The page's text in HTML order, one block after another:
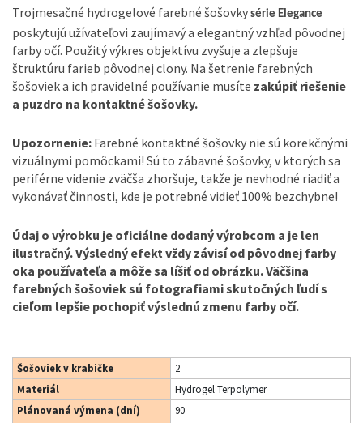
Trojmesačné hydrogelové farebné šošovky série Elegance
poskytujú užívateľovi zaujímavý a elegantný vzhľad pôvodnej
farby očí. Použitý výkres objektívu zvyšuje a zlepšuje
štruktúru farieb pôvodnej clony. Na šetrenie farebných
šošoviek a ich pravidelné používanie musíte zakúpiť riešenie
a puzdro na kontaktné šošovky.
Upozornenie: Farebné kontaktné šošovky nie sú korekčnými
vizuálnymi pomôckami! Sú to zábavné šošovky, v ktorých sa
periférne videnie zväčša zhoršuje, takže je nevhodné riadiť a
vykonávať činnosti, kde je potrebné vidieť 100% bezchybne!
Údaj o výrobku je oficiálne dodaný výrobcom a je len
ilustračný. Výsledný efekt vždy závisí od pôvodnej farby
oka používateľa a môže sa líšiť od obrázku. Väčšina
farebných šošoviek sú fotografiami skutočných ľudí s
cieľom lepšie pochopiť výslednú zmenu farby očí.
Šošoviek v krabičke
2
Materiál
Hydrogel Terpolymer
Plánovaná výmena (dní)
90